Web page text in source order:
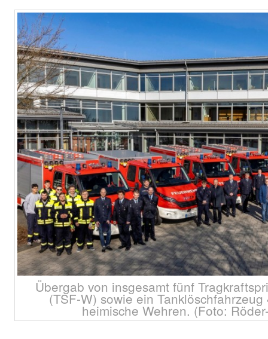
Übergab von insgesamt fünf
(TSF-W) sowie ein
heimische Wehren. (Foto: